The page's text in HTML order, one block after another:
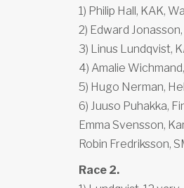
1) Philip Hall, KAK,
2) Edward
3) Linus Lundqvist,
4) Amalie
5) Hugo Nerman,
6) Juuso Puhakka,
Emma Svensson,
Robin Fredriksson,
Race 2.